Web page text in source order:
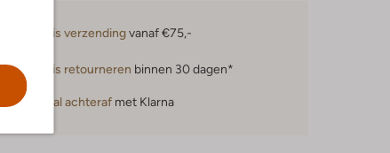
Gratis verzendingvanaf €75,-
Gratis retourneren binnen 30 dagen*
Betaal achteraf met Klarna